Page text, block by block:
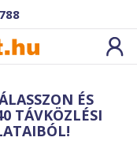
ÉS
TÁVKÖZLÉSI